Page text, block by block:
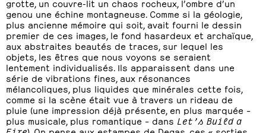
grotte, un couvre-lit un chaos rocheux, l’ombre d’un
genou une échine montagneuse. Comme si la géologie,
plus ancienne mémoire qui soit, avait fourni le dessin
premier de ces images, le fond hasardeux et archaïque,
aux abstraites beautés de traces, sur lequel les
objets, les êtres que nous voyons se seraient
lentement individualisés. Ils apparaissent dans une
série de vibrations fines, aux résonances
mélancoliques, plus liquides que minérales cette fois,
comme si la scène était vue à travers un rideau de
pluie (une impression déjà présente, en plus marquée –
plus musicale, plus romantique – dans Let’s Build a